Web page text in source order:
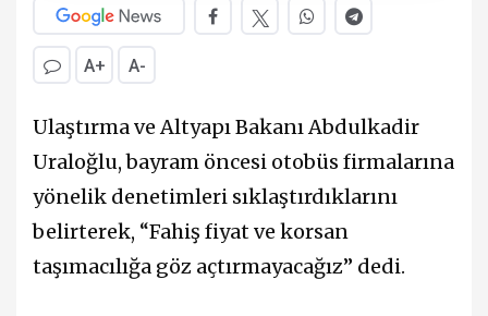
A+ A-
Ulaştırma ve Altyapı Bakanı Abdulkadir
Uraloğlu, bayram öncesi otobüs firmalarına
yönelik denetimleri sıklaştırdıklarını
belirterek, “Fahiş fiyat ve korsan
taşımacılığa göz açtırmayacağız” dedi.